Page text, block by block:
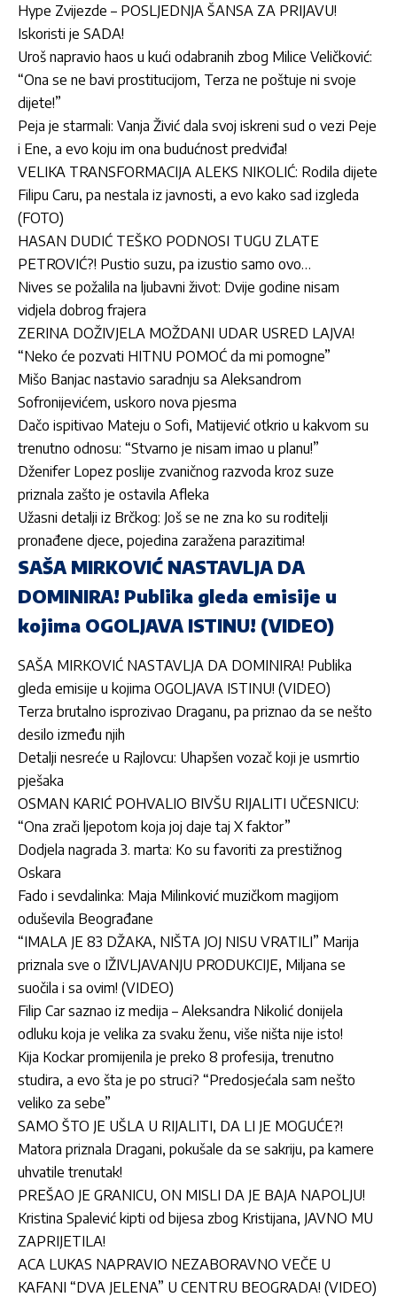
Hype Zvijezde – POSLJEDNJA ŠANSA ZA PRIJAVU!
Iskoristi je SADA!
Uroš napravio haos u kući odabranih zbog Milice Veličković:
“Ona se ne bavi prostitucijom, Terza ne poštuje ni svoje
dijete!”
Peja je starmali: Vanja Živić dala svoj iskreni sud o vezi Peje
i Ene, a evo koju im ona budućnost predviđa!
VELIKA TRANSFORMACIJA ALEKS NIKOLIĆ: Rodila dijete
Filipu Caru, pa nestala iz javnosti, a evo kako sad izgleda
(FOTO)
HASAN DUDIĆ TEŠKO PODNOSI TUGU ZLATE
PETROVIĆ?! Pustio suzu, pa izustio samo ovo…
Nives se požalila na ljubavni život: Dvije godine nisam
vidjela dobrog frajera
ZERINA DOŽIVJELA MOŽDANI UDAR USRED LAJVA!
“Neko će pozvati HITNU POMOĆ da mi pomogne”
Mišo Banjac nastavio saradnju sa Aleksandrom
Sofronijevićem, uskoro nova pjesma
Dačo ispitivao Mateju o Sofi, Matijević otkrio u kakvom su
trenutno odnosu: “Stvarno je nisam imao u planu!”
Dženifer Lopez poslije zvaničnog razvoda kroz suze
priznala zašto je ostavila Afleka
Užasni detalji iz Brčkog: Još se ne zna ko su roditelji
pronađene djece, pojedina zaražena parazitima!
SAŠA MIRKOVIĆ NASTAVLJA DA
DOMINIRA! Publika gleda emisije u
kojima OGOLJAVA ISTINU! (VIDEO)
SAŠA MIRKOVIĆ NASTAVLJA DA DOMINIRA! Publika
gleda emisije u kojima OGOLJAVA ISTINU! (VIDEO)
Terza brutalno isprozivao Draganu, pa priznao da se nešto
desilo između njih
Detalji nesreće u Rajlovcu: Uhapšen vozač koji je usmrtio
pješaka
OSMAN KARIĆ POHVALIO BIVŠU RIJALITI UČESNICU:
“Ona zrači ljepotom koja joj daje taj X faktor”
Dodjela nagrada 3. marta: Ko su favoriti za prestižnog
Oskara
Fado i sevdalinka: Maja Milinković muzičkom magijom
oduševila Beograđane
“IMALA JE 83 DŽAKA, NIŠTA JOJ NISU VRATILI” Marija
priznala sve o IŽIVLJAVANJU PRODUKCIJE, Miljana se
suočila i sa ovim! (VIDEO)
Filip Car saznao iz medija – Aleksandra Nikolić donijela
odluku koja je velika za svaku ženu, više ništa nije isto!
Kija Kockar promijenila je preko 8 profesija, trenutno
studira, a evo šta je po struci? “Predosjećala sam nešto
veliko za sebe”
SAMO ŠTO JE UŠLA U RIJALITI, DA LI JE MOGUĆE?!
Matora priznala Dragani, pokušale da se sakriju, pa kamere
uhvatile trenutak!
PREŠAO JE GRANICU, ON MISLI DA JE BAJA NAPOLJU!
Kristina Spalević kipti od bijesa zbog Kristijana, JAVNO MU
ZAPRIJETILA!
ACA LUKAS NAPRAVIO NEZABORAVNO VEČE U
KAFANI “DVA JELENA” U CENTRU BEOGRADA! (VIDEO)